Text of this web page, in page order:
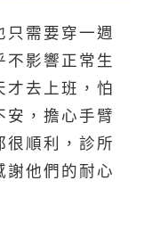
只需要穿一週
不影響正常生
才去上班，怕
安，擔心手臂
很順利，診所
謝他們的耐心